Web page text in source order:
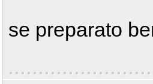
se preparato